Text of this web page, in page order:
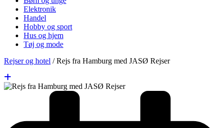
Elektronik
Handel
Hobby og sport
Hus og hjem
Tøj og mode
Rejser og hotel /Rejs fra Hamburg med JASØ Rejser